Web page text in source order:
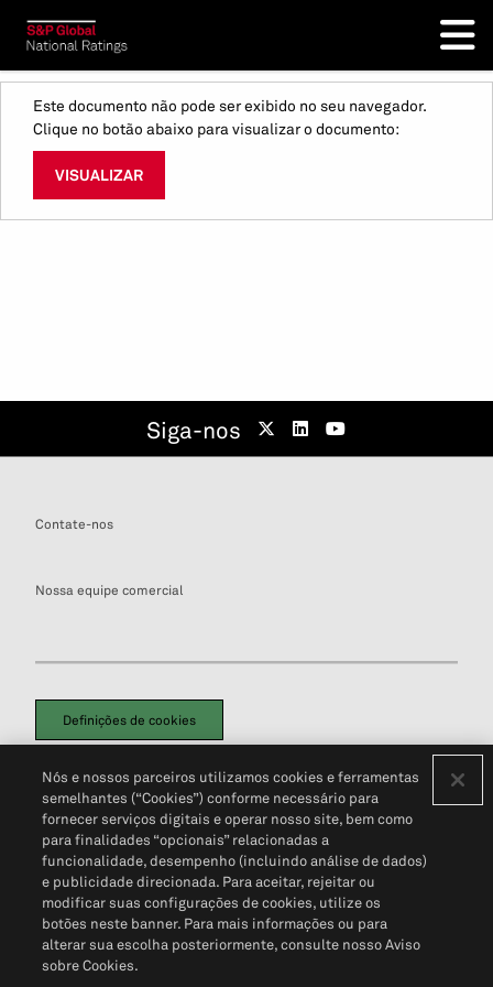
Este documento não pode ser exibido no seu navegador.
Clique no botão abaixo para visualizar o documento:
VISUALIZAR
Siga-nos
Contate-nos
Nossa equipe comercial
Definições de cookies
Política de PrivacidadePortal de privacidade do cliente (em inglês)
Não Venda Minhas Informações Pessoais© 2026 S&P Global
Nós e nossos parceiros utilizamos cookies e ferramentas
semelhantes (“Cookies”) conforme necessário para
fornecer serviços digitais e operar nosso site, bem como
para finalidades “opcionais” relacionadas a
funcionalidade, desempenho (incluindo análise de dados)
e publicidade direcionada. Para aceitar, rejeitar ou
modificar suas configurações de cookies, utilize os
botões neste banner. Para mais informações ou para
alterar sua escolha posteriormente, consulte nosso Aviso
sobre Cookies.